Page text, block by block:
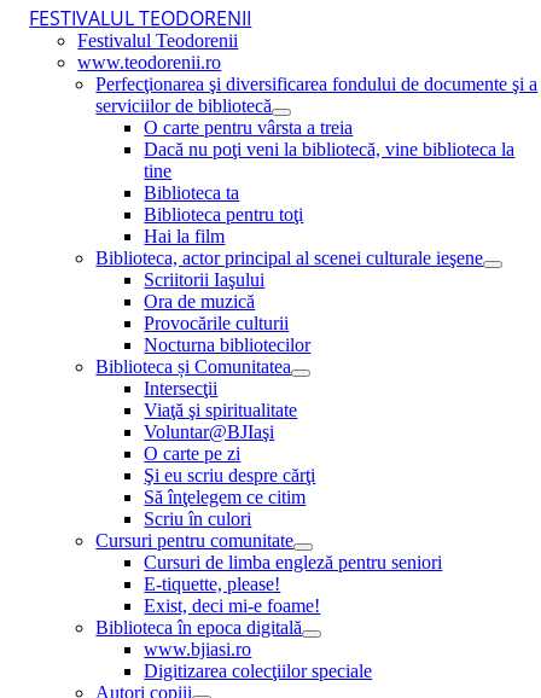
FESTIVALUL TEODORENII
Festivalul Teodorenii
www.teodorenii.ro
Perfecţionarea şi diversificarea fondului de documente şi a
serviciilor de bibliotecă
O carte pentru vârsta a treia
Dacă nu poţi veni la bibliotecă, vine biblioteca la
tine
Biblioteca ta
Biblioteca pentru toţi
Hai la film
Biblioteca, actor principal al scenei culturale ieşene
Scriitorii Iaşului
Ora de muzică
Provocările culturii
Nocturna bibliotecilor
Biblioteca și Comunitatea
Intersecţii
Viaţă şi spiritualitate
Voluntar@BJIaşi
O carte pe zi
Şi eu scriu despre cărţi
Să înţelegem ce citim
Scriu în culori
Cursuri pentru comunitate
Cursuri de limba engleză pentru seniori
E-tiquette, please!
Exist, deci mi-e foame!
Biblioteca în epoca digitală
www.bjiasi.ro
Digitizarea colecţiilor speciale
Autori copiii